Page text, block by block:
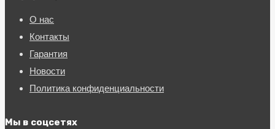
О нас
Контакты
Гарантия
Новости
Политика конфиденциальности
Мы в соцсетях